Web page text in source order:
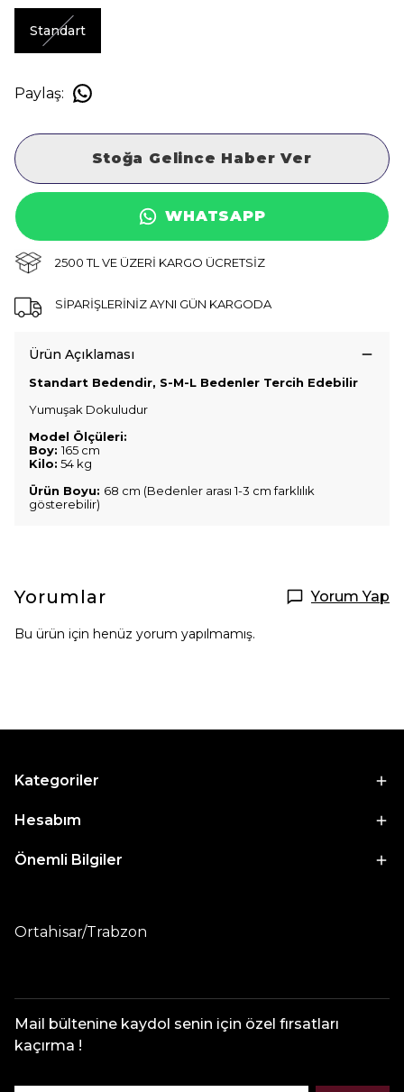
Standart
Paylaş:
Stoğa Gelince Haber Ver
WHATSAPP
2500 TL VE ÜZERİ KARGO ÜCRETSİZ
SİPARİŞLERİNİZ AYNI GÜN KARGODA
Ürün Açıklaması
Standart Bedendir, S-M-L Bedenler Tercih Edebilir
Yumuşak Dokuludur
Model Ölçüleri:
Boy:165 cm
Kilo: 54 kg
Ürün Boyu: 68 cm (Bedenler arası 1-3 cm farklılık
gösterebilir)
Yorumlar Yorum Yap
Bu ürün için henüz yorum yapılmamış.
Kategoriler
Hesabım
Önemli Bilgiler
Ortahisar/Trabzon
Mail bültenine kaydol senin için özel fırsatları
kaçırma !